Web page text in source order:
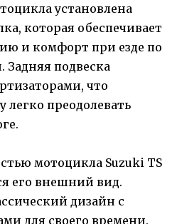
установлена
которая обеспечивает
и комфорт при езде по
Задняя подвеска
что
легко преодолевать
мотоцикла Suzuki TS
его внешний вид.
дизайн с
для своего времени.